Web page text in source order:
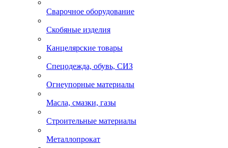
Сварочное оборудование
Скобяные изделия
Канцелярские товары
Спецодежда, обувь, СИЗ
Огнеупорные материалы
Масла, смазки, газы
Строительные материалы
Металлопрокат